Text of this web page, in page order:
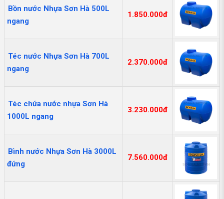
Bồn nước Nhựa Sơn Hà 500L
ngang
1.850.000đ
Téc nước Nhựa Sơn Hà 700L
ngang
2.370.000đ
Téc chứa nước nhựa Sơn Hà
1000L ngang
3.230.000đ
Bình nước Nhựa Sơn Hà 3000L
đứng
7.560.000đ